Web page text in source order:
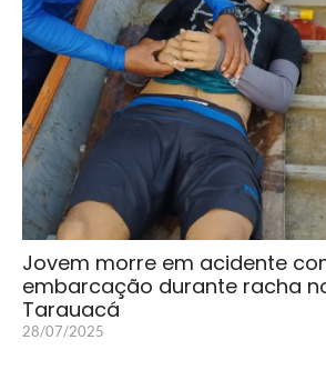
Jovem morre em acidente
embarcação durante racha
Tarauacá
28/07/2025